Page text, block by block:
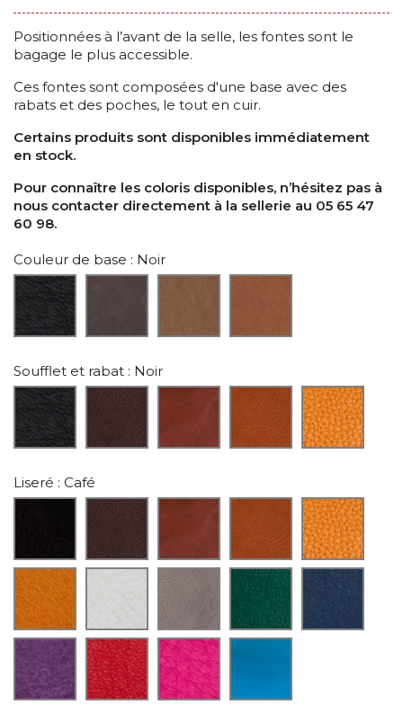
Positionnées à l’avant de la selle, les fontes sont le
bagage le plus accessible.
Ces fontes sont composées d'une base avec des
rabats et des poches, le tout en cuir.
Certains produits sont disponibles immédiatement
en stock.
Pour connaître les coloris disponibles, n’hésitez pas à
nous contacter directement à la sellerie au 05 65 47
60 98.
Couleur de base : Noir
Soufflet et rabat : Noir
Liseré : Café